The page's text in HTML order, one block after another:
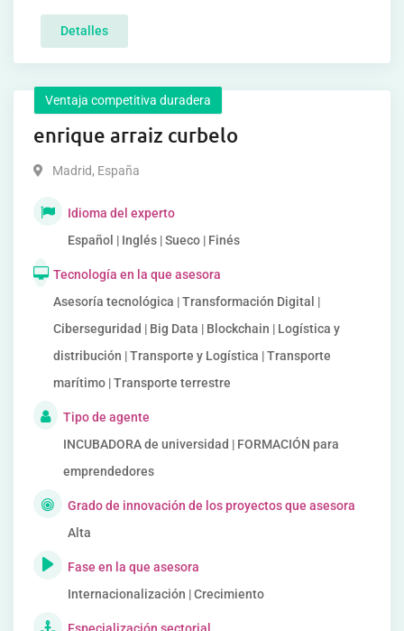
Detalles
Ventaja competitiva duradera
enrique arraiz curbelo
Madrid, España
Idioma del experto
Español | Inglés | Sueco | Finés
Tecnología en la que asesora
Asesoría tecnológica | Transformación Digital |
Ciberseguridad | Big Data | Blockchain | Logística y
distribución | Transporte y Logística | Transporte
marítimo | Transporte terrestre
Tipo de agente
INCUBADORA de universidad | FORMACIÓN para
emprendedores
Grado de innovación de los proyectos que asesora
Alta
Fase en la que asesora
Internacionalización | Crecimiento